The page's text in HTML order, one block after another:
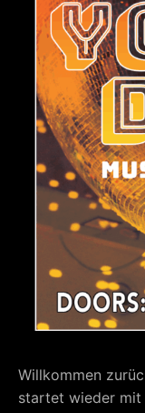
Willkommen
startet wieder mit